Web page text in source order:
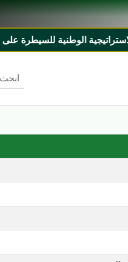
الأسلحة الصغيرة والخفيفة ٢٠٢٧م _ ٢٠٣١م